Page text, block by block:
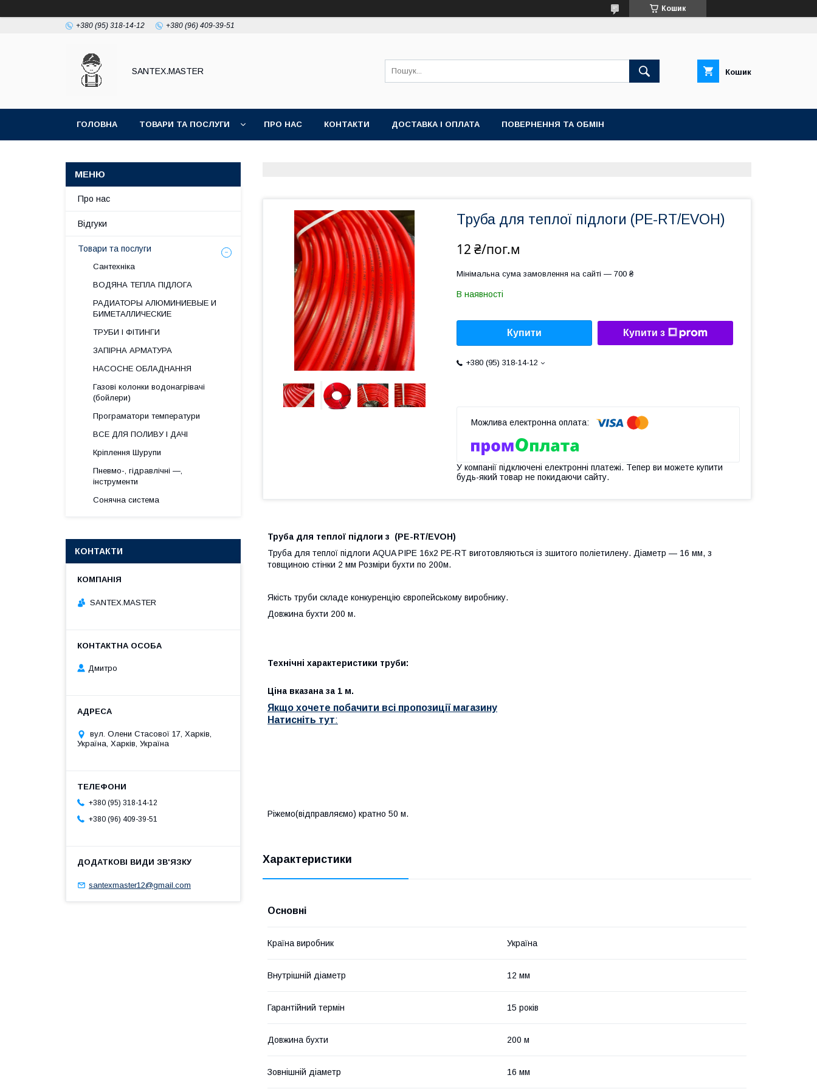
Кошик
+380 (95) 318-14-12 +380 (96) 409-39-51
SANTEX.MASTER Кошик
ГОЛОВНА ТОВАРИ ТА ПОСЛУГИ ПРО НАС КОНТАКТИ ДОСТАВКА І ОПЛАТА ПОВЕРНЕННЯ ТА ОБМІН
Труба для теплої підлоги (PE-RT/EVOH)
12 ₴/пог.м
Мінімальна сума замовлення на сайті — 700 ₴
В наявності
Купити Купити з
+380 (95) 318-14-12
У компанії підключені електронні платежі. Тепер ви можете купити
будь-який товар не покидаючи сайту.
Труба для теплої підлоги з (PE-RT/EVOH)
Труба для теплої підлоги AQUA PIPE 16х2 PE-RT виготовляються із зшитого поліетилену. Діаметр ― 16 мм, з
товщиною стінки 2 мм Розміри бухти по 200м.
Якість труби складе конкуренцію європейському виробнику.
Довжина бухти 200 м.
Технічні характеристики труби:
Ціна вказана за 1 м.
Якщо хочете побачити всі пропозиції магазину
Натисніть тут:
Ріжемо(відправляємо) кратно 50 м.
Характеристики
Основні
Країна виробник Україна
Внутрішній діаметр 12 мм
Гарантійний термін 15 років
Довжина бухти 200 м
Зовнішній діаметр 16 мм
Про нас
Відгуки
Товари та послуги
Сантехніка
ВОДЯНА ТЕПЛА ПІДЛОГА
РАДИАТОРЫ АЛЮМИНИЕВЫЕ И
БИМЕТАЛЛИЧЕСКИЕ
ТРУБИ І ФІТИНГИ
ЗАПІРНА АРМАТУРА
НАСОСНЕ ОБЛАДНАННЯ
Газові колонки водонагрівачі
(бойлери)
Програматори температури
ВСЕ ДЛЯ ПОЛИВУ І ДАЧІ
Кріплення Шурупи
Пневмо-, гідравлічні —,
інструменти
Сонячна система
КОНТАКТИ
SANTEX.MASTER
Дмитро
вул. Олени Стасової 17, Харків,
Україна, Харків, Україна
+380 (95) 318-14-12
+380 (96) 409-39-51
santexmaster12@gmail.com